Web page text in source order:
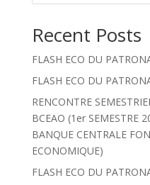
Recent Posts
FLASH ECO DU
FLASH ECO DU
RENCONTRE
BCEAO (1er SEMESTRE
BANQUE CENTRALE
ECONOMIQUE)
FLASH ECO DU